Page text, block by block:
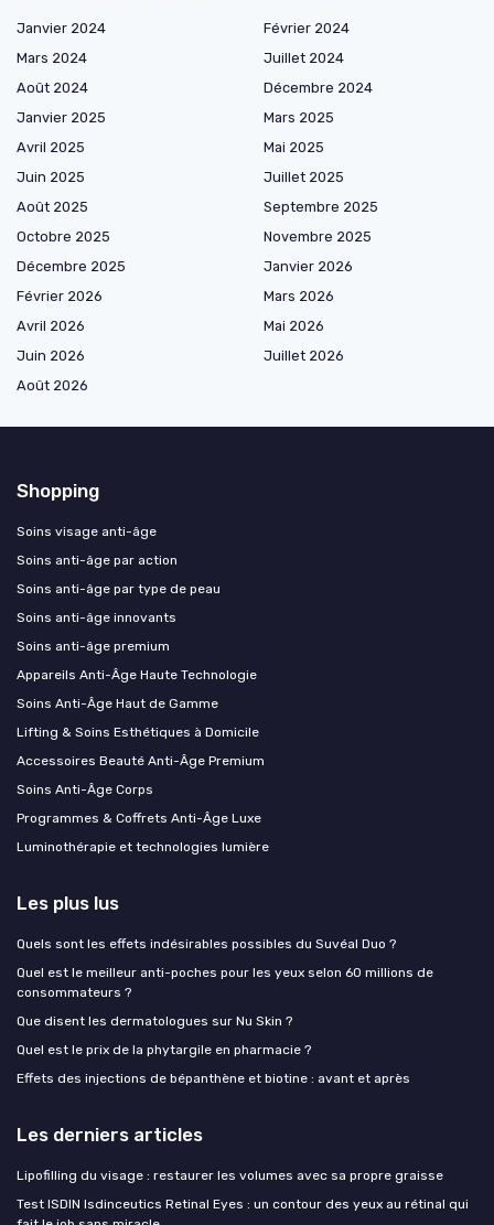
Janvier 2024
Février 2024
Mars 2024
Juillet 2024
Août 2024
Décembre 2024
Janvier 2025
Mars 2025
Avril 2025
Mai 2025
Juin 2025
Juillet 2025
Août 2025
Septembre 2025
Octobre 2025
Novembre 2025
Décembre 2025
Janvier 2026
Février 2026
Mars 2026
Avril 2026
Mai 2026
Juin 2026
Juillet 2026
Août 2026
Shopping
Soins visage anti-âge
Soins anti-âge par action
Soins anti-âge par type de peau
Soins anti-âge innovants
Soins anti-âge premium
Appareils Anti-Âge Haute Technologie
Soins Anti-Âge Haut de Gamme
Lifting & Soins Esthétiques à Domicile
Accessoires Beauté Anti-Âge Premium
Soins Anti-Âge Corps
Programmes & Coffrets Anti-Âge Luxe
Luminothérapie et technologies lumière
Les plus lus
Quels sont les effets indésirables possibles du Suvéal Duo ?
Quel est le meilleur anti-poches pour les yeux selon 60 millions de
consommateurs ?
Que disent les dermatologues sur Nu Skin ?
Quel est le prix de la phytargile en pharmacie ?
Effets des injections de bépanthène et biotine : avant et après
Les derniers articles
Lipofilling du visage : restaurer les volumes avec sa propre graisse
Test ISDIN Isdinceutics Retinal Eyes : un contour des yeux au rétinal qui